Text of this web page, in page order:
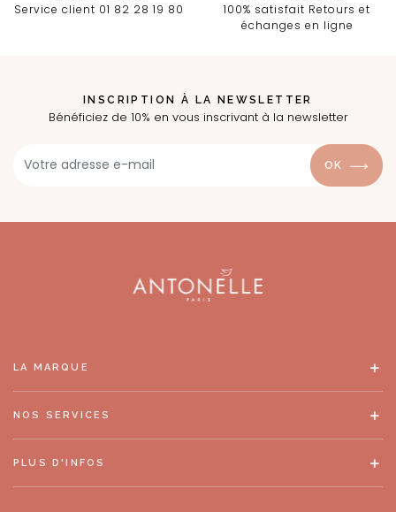
Service client 01 82 28 19 80
100% satisfait Retours et
échanges en ligne
INSCRIPTION À LA NEWSLETTER
Bénéficiez de 10% en vous inscrivant à la newsletter
OK
LA MARQUE
NOS SERVICES
PLUS D'INFOS